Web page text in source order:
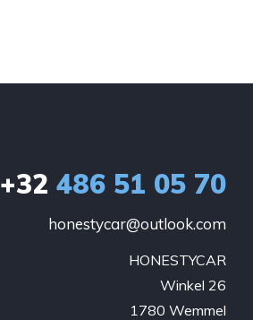
+32 486 51 05 70
honestycar@outlook.com
HONESTYCAR
Winkel 26
1780 Wemmel